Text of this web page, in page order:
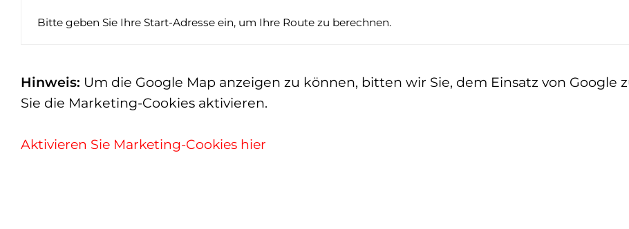
Bitte geben Sie Ihre Start-Adresse ein, um Ihre Route zu berechnen.
Hinweis: Um die Google Map anzeigen zu können, bitten wir Sie, dem Einsatz von Google
Sie die Marketing-Cookies aktivieren.
Aktivieren Sie Marketing-Cookies hier